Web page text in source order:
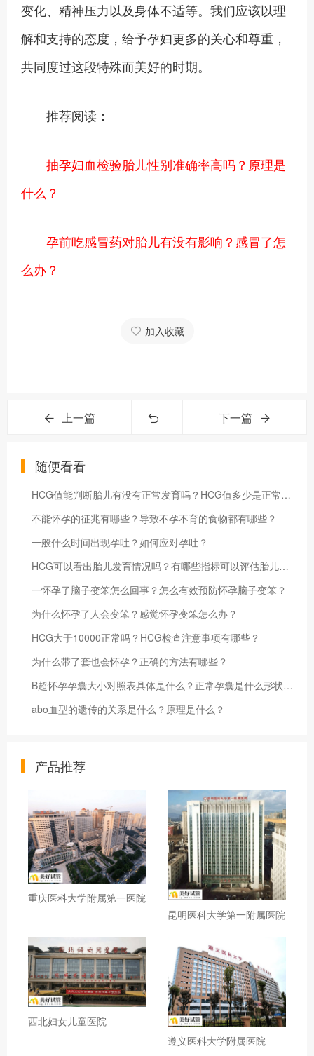
变化、精神压力以及身体不适等。我们应该以理
解和支持的态度，给予孕妇更多的关心和尊重，
共同度过这段特殊而美好的时期。
推荐阅读：
抽孕妇血检验胎儿性别准确率高吗？原理是
什么？
孕前吃感冒药对胎儿有没有影响？感冒了怎
么办？
加入收藏
上一篇 下一篇
随便看看
HCG值能判断胎儿有没有正常发育吗？HCG值多少是正常的？
不能怀孕的征兆有哪些？导致不孕不育的食物都有哪些？
一般什么时间出现孕吐？如何应对孕吐？
HCG可以看出胎儿发育情况吗？有哪些指标可以评估胎儿发育情况？
一怀孕了脑子变笨怎么回事？怎么有效预防怀孕脑子变笨？
为什么怀孕了人会变笨？感觉怀孕变笨怎么办？
HCG大于10000正常吗？HCG检查注意事项有哪些？
为什么带了套也会怀孕？正确的方法有哪些？
B超怀孕孕囊大小对照表具体是什么？正常孕囊是什么形状的？
abo血型的遗传的关系是什么？原理是什么？
产品推荐
重庆医科大学附属第一医院
昆明医科大学第一附属医院
西北妇女儿童医院
遵义医科大学附属医院